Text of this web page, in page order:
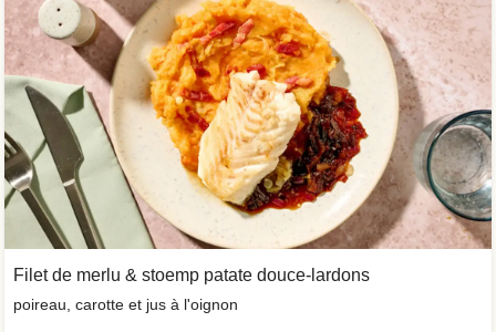
Filet de merlu & stoemp patate douce-lardons
poireau, carotte et jus à l'oignon